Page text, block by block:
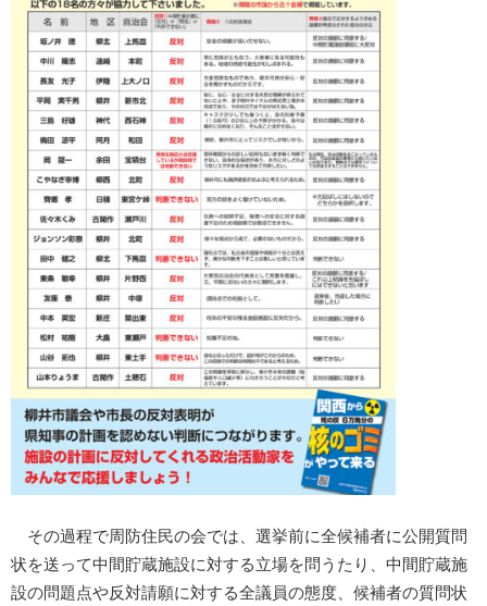
その過程で周防住民の会では、選挙前に全候補者に公開質問
状を送って中間貯蔵施設に対する立場を問うたり、中間貯蔵施
設の問題点や反対請願に対する全議員の態度、候補者の質問状